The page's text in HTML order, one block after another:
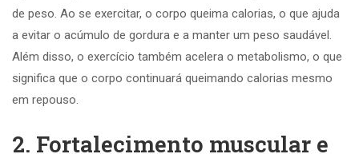
de peso. Ao se exercitar, o corpo queima calorias, o que ajuda
a evitar o acúmulo de gordura e a manter um peso saudável.
Além disso, o exercício também acelera o metabolismo, o que
significa que o corpo continuará queimando calorias mesmo
em repouso.
2. Fortalecimento muscular e